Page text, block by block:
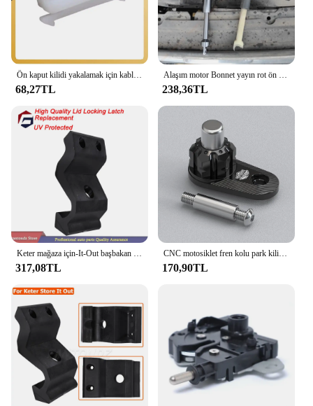
68,27TL 238,36TL
317,08TL
CNC motosiklet fren kolu park kilidi yakalamak için fren anahtarı tutucu Yamaha NMAX 155 NMAX 125 NSS 300/350/750 XMAX 400/300/250
170,90TL